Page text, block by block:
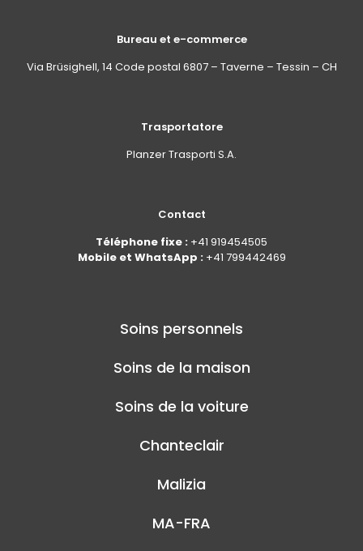
Bureau et e-commerce
Via Brüsighell, 14 Code postal 6807 – Taverne – Tessin – CH
Trasportatore
Planzer Trasporti S.A.
Contact
Téléphone fixe : +41 919454505
Mobile et WhatsApp : +41 799442469
Soins personnels
Soins de la maison
Soins de la voiture
Chanteclair
Malizia
MA-FRA